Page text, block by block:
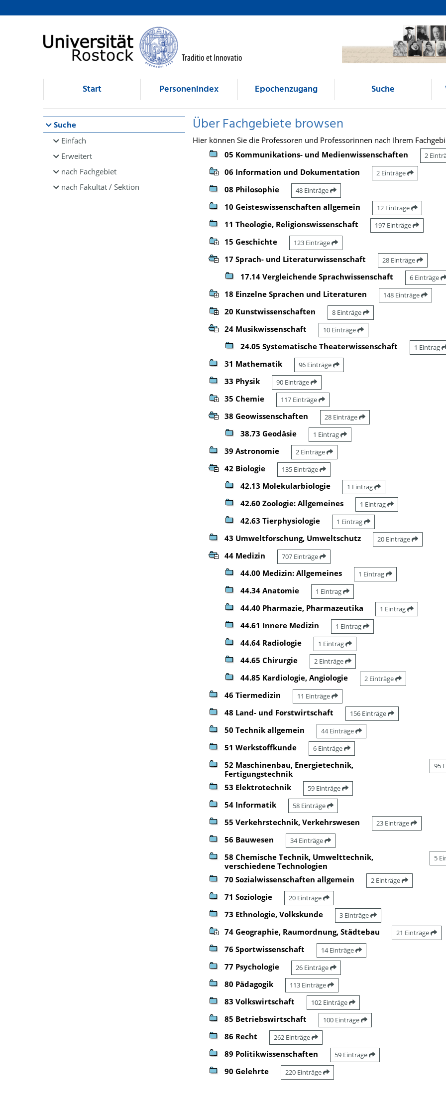
Browsen
direkt zum Inhalt
Start Personenindex Epochenzugang Suche
Suche
Einfach
Erweitert
nach Fachgebiet
nach Fakultät / Sektion
Über Fachgebiete browsen
Hier können Sie die Professoren und Professorinnen nach Ihrem
05 Kommunikations- und Medienwissenschaften
2
06 Information und Dokumentation 2 Einträge
08 Philosophie 48 Einträge
10 Geisteswissenschaften allgemein 12 Einträge
11 Theologie, Religionswissenschaft 197 Einträge
15 Geschichte 123 Einträge
17 Sprach- und Literaturwissenschaft 28 Einträge
17.14 Vergleichende Sprachwissenschaft 6 Einträge
18 Einzelne Sprachen und Literaturen 148 Einträge
20 Kunstwissenschaften 8 Einträge
24 Musikwissenschaft 10 Einträge
24.05 Systematische Theaterwissenschaft 1 Eintrag
31 Mathematik 96 Einträge
33 Physik 90 Einträge
35 Chemie 117 Einträge
38 Geowissenschaften 28 Einträge
38.73 Geodäsie 1 Eintrag
39 Astronomie 2 Einträge
42 Biologie 135 Einträge
42.13 Molekularbiologie 1 Eintrag
42.60 Zoologie: Allgemeines 1 Eintrag
42.63 Tierphysiologie 1 Eintrag
43 Umweltforschung, Umweltschutz 20 Einträge
44 Medizin 707 Einträge
44.00 Medizin: Allgemeines 1 Eintrag
44.34 Anatomie 1 Eintrag
44.40 Pharmazie, Pharmazeutika 1 Eintrag
44.61 Innere Medizin 1 Eintrag
44.64 Radiologie 1 Eintrag
44.65 Chirurgie 2 Einträge
44.85 Kardiologie, Angiologie 2 Einträge
46 Tiermedizin 11 Einträge
48 Land- und Forstwirtschaft 156 Einträge
50 Technik allgemein 44 Einträge
51 Werkstoffkunde 6 Einträge
52 Maschinenbau, Energietechnik,
Fertigungstechnik
95
53 Elektrotechnik 59 Einträge
54 Informatik 58 Einträge
55 Verkehrstechnik, Verkehrswesen 23 Einträge
56 Bauwesen 34 Einträge
58 Chemische Technik, Umwelttechnik,
verschiedene Technologien
5
70 Sozialwissenschaften allgemein 2 Einträge
71 Soziologie 20 Einträge
73 Ethnologie, Volkskunde 3 Einträge
74 Geographie, Raumordnung, Städtebau 21 Einträge
76 Sportwissenschaft 14 Einträge
77 Psychologie 26 Einträge
80 Pädagogik 113 Einträge
83 Volkswirtschaft 102 Einträge
85 Betriebswirtschaft 100 Einträge
86 Recht 262 Einträge
89 Politikwissenschaften 59 Einträge
90 Gelehrte 220 Einträge